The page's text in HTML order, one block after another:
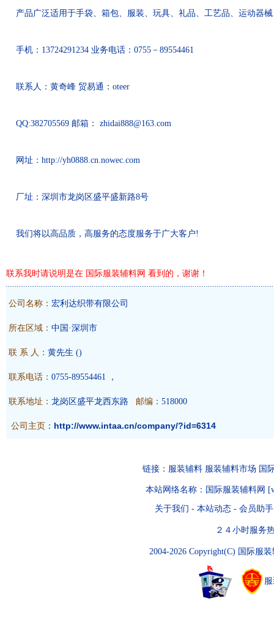
产品广泛适用于手袋、箱包、服装、玩具、礼品、工艺品、运动器
手机：13724291234 业务电话：0755－89554461
联系人：黄奇峰 贸易通：oteer
QQ:382705569 邮箱： zhidai888@163.com
网址：http://yh0888.cn.nowec.com
厂址：深圳市龙岗区盛平盛新路8号
我们将以高品质，高服务的态度服务于广大客户!
联系我时请说明是在 国际服装辅料网 看到的，谢谢！
公司名称： 宏利达织带有限公司
所在区域： 中国·深圳市
联 系 人： 黄先生 ()
联系电话： 0755-89554461 ，
联系地址： 龙岗区盛平龙西东路 邮编： 518000
公司主页 ： http://www.intaa.cn/company/?id=6314
链接： 服装辅料 服装辅料市场 国
本站网络名称： 国际服装辅料网
关于我们 - 本站动态 - 会员助手
２４小时服务
2004-2026 Copyright(C) 国际服